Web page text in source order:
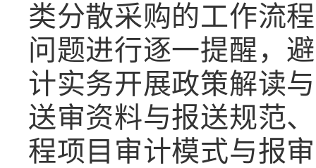
类分散采购的工作流
问题进行逐一提醒，
计实务开展政策解读
送审资料与报送规范
程项目审计模式与报